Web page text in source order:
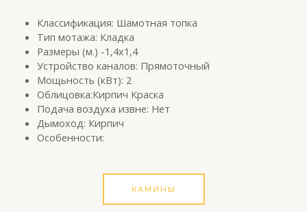
Классификация: Шамотная топка
Тип мотажа: Кладка
Размеры (м.) -1,4х1,4
Устройство каналов: Прямоточный
Мощьность (кВт): 2
Облицовка:Кирпич Краска
Подача воздуха извне: Нет
Дымоход: Кирпич
Особенности:
КАМИНЫ